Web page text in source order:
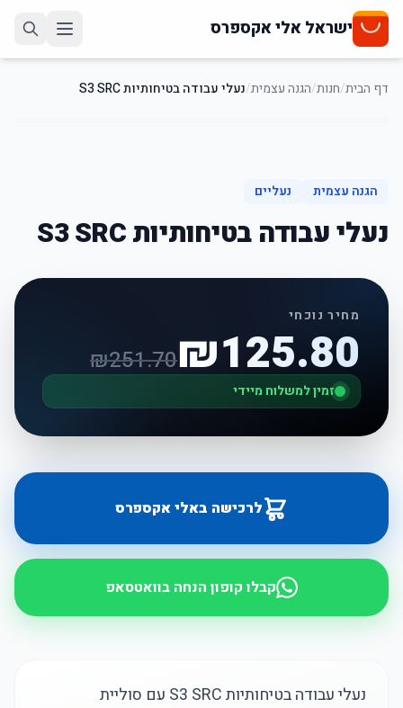
ישראל אלי אקספרס
דף הבית/חנות/הגנה עצמית/נעלי עבודה בטיחותיות S3 SRC
הגנה עצמית
נעליים
נעלי עבודה בטיחותיות S3 SRC
מחיר נוכחי
₪125.80
₪251.70
זמין למשלוח מיידי
לרכישה באלי אקספרס
קבלו קופון הנחה בוואטסאפ
נעלי עבודה בטיחותיות S3 SRC עם סוליית